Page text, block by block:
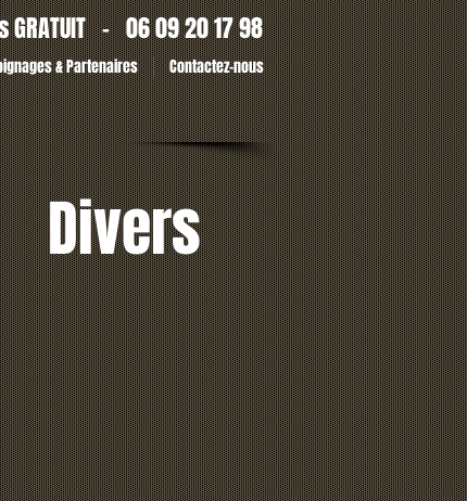
GRATUIT -06 09 20 17 98
& Partenaires Contactez-nous
Divers